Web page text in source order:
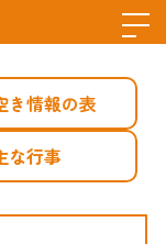
き情報の表
な行事